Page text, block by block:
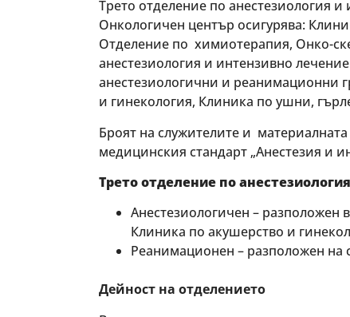
Трето отделение по анестезиология
Онкологичен център осигурява:
Отделение по химиотерапия, Онко-
анестезиология и интензивно
анестезиологични и реанимационни
и гинекология, Клиника по ушни,
Броят на служителите и
медицинския стандарт „Анестезия и
Трето отделение по
Анестезиологичен –
Клиника по акушерство и
Реанимационен – разположен на
Дейност на отделението